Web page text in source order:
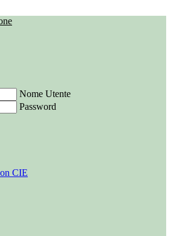
Nome Utente
Password
CIE